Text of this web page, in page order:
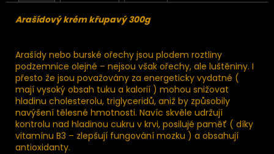
Arašídový krém křupavý 300g
Arašídy nebo burské ořechy jsou plodem roztliny
podzemnice olejné – nejsou však ořechy, ale luštěniny. I
přesto že jsou považovány za energeticky vydatné (
mají vysoký obsah tuku a kalorií ) mohou snižovat
hladinu cholesterolu, triglyceridů, aniž by způsobily
navýšení tělesné hmotnosti. Navíc skvěle udržují
kontrolu nad hladinou cukru v krvi, posilujé paměť ( díky
vitamínu B3 – zlepšují fungování mozku ) a obsahují
antioxidanty.